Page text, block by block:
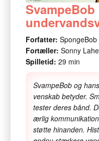
Forfatter:
Fortæller: Sonny
Spilletid: 29 min
SvampeBob og
venskab betyder.
tester deres bånd.
ærlig
støtte hinanden.